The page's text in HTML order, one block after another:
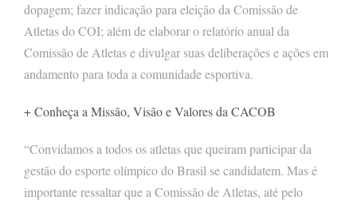
dopagem; fazer indicação para eleição da Comissão de
Atletas do COI; além de elaborar o relatório anual da
Comissão de Atletas e divulgar suas deliberações e ações em
andamento para toda a comunidade esportiva.
+ Conheça a Missão, Visão e Valores da CACOB
“Convidamos a todos os atletas que queiram participar da
gestão do esporte olímpico do Brasil se candidatem. Mas é
importante ressaltar que a Comissão de Atletas, até pelo